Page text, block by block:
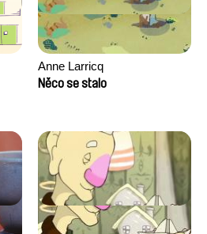
Anne Larricq
Něco se stalo